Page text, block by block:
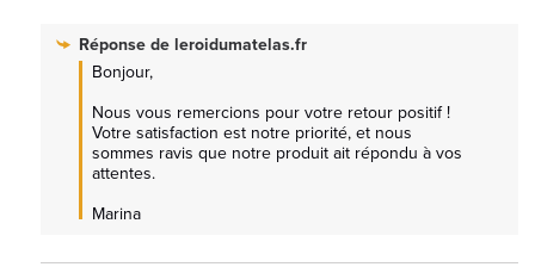
Réponse de leroidumatelas.fr
Bonjour,
Nous vous remercions pour votre retour positif !
Votre satisfaction est notre priorité, et nous
sommes ravis que notre produit ait répondu à vos
attentes.
Marina